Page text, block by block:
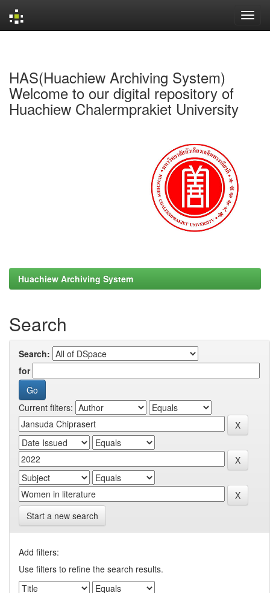
HAS(Huachiew Archiving System)
Welcome to our digital repository of
Huachiew Chalermprakiet University
Huachiew Archiving System
Search
Search:
for
Current filters:
Start a new search
Add filters:
Use filters to refine the search results.